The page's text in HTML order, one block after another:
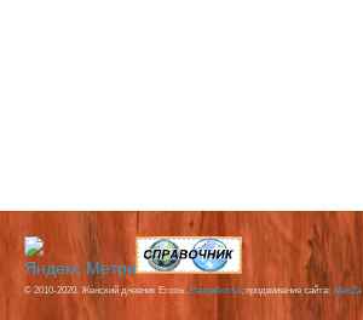
© 2010-2020. Женский дневник Егозы. Разработка , продвижение сайта: AlexZa